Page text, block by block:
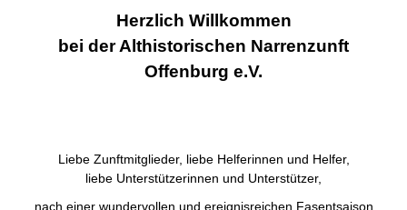
Herzlich Willkommen
bei der Althistorischen Narrenzunft
Offenburg e.V.
Liebe Zunftmitglieder, liebe Helferinnen und Helfer,
liebe Unterstützerinnen und Unterstützer,
nach einer wundervollen und ereignisreichen Fasentsaison